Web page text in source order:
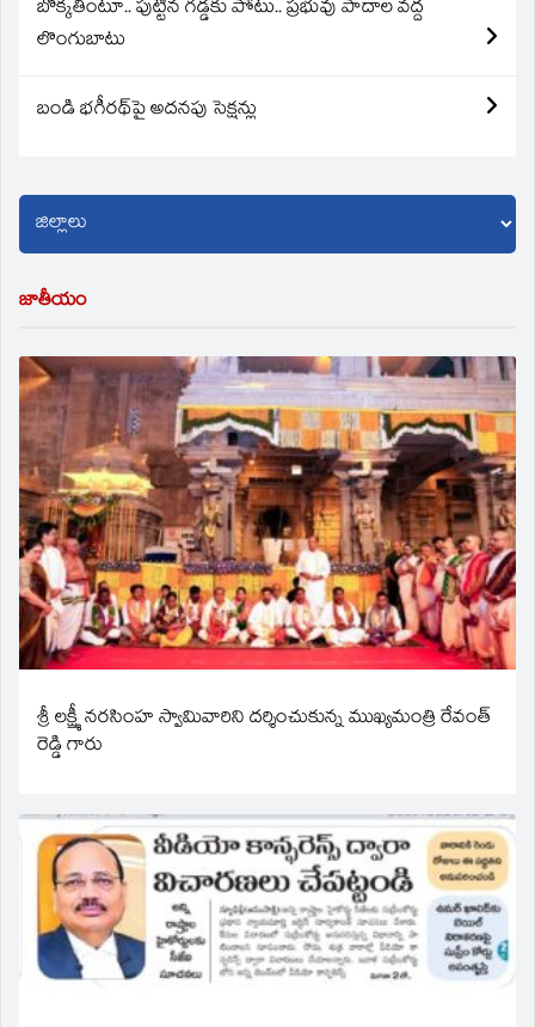
బొక్కతింటూ.. పుట్టిన గడ్డకు పోటు.. ప్రభువు పాదాల వద్ద
లొంగుబాటు
బండి భగీరథ్‌పై అదనపు సెక్షన్లు
జాతీయం
శ్రీ లక్ష్మీ నరసింహ స్వామివారిని దర్శించుకున్న ముఖ్యమంత్రి రేవంత్
రెడ్డి గారు